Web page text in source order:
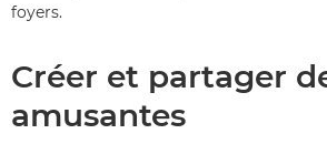
foyers.
Créer et partager
amusantes